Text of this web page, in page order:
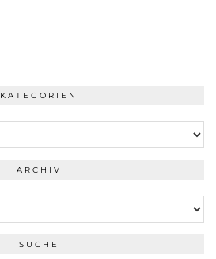
KATEGORIEN
ARCHIV
SUCHE